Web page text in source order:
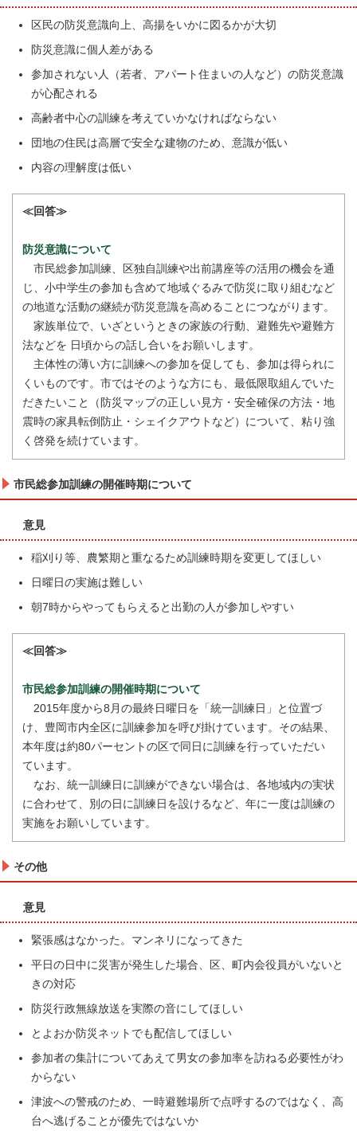
区民の防災意識向上、高揚をいかに図るかが大切
防災意識に個人差がある
参加されない人（若者、アパート住まいの人など）の防災意識
が心配される
高齢者中心の訓練を考えていかなければならない
団地の住民は高層で安全な建物のため、意識が低い
内容の理解度は低い
≪回答≫
防災意識について
市民総参加訓練、区独自訓練や出前講座等の活用の機会を通
じ、小中学生の参加も含めて地域ぐるみで防災に取り組むなど
の地道な活動の継続が防災意識を高めることにつながります。
家族単位で、いざというときの家族の行動、避難先や避難方
法などを 日頃からの話し合いをお願いします。
主体性の薄い方に訓練への参加を促しても、参加は得られに
くいものです。市ではそのような方にも、最低限取組んでいた
だきたいこと（防災マップの正しい見方・安全確保の方法・地
震時の家具転倒防止・シェイクアウトなど）について、粘り強
く啓発を続けています。
市民総参加訓練の開催時期について
意見
稲刈り等、農繁期と重なるため訓練時期を変更してほしい
日曜日の実施は難しい
朝7時からやってもらえると出勤の人が参加しやすい
≪回答≫
市民総参加訓練の開催時期について
2015年度から8月の最終日曜日を「統一訓練日」と位置づ
け、豊岡市内全区に訓練参加を呼び掛けています。その結果、
本年度は約80パーセントの区で同日に訓練を行っていただい
ています。
なお、統一訓練日に訓練ができない場合は、各地域内の実状
に合わせて、別の日に訓練日を設けるなど、年に一度は訓練の
実施をお願いしています。
その他
意見
緊張感はなかった。マンネリになってきた
平日の日中に災害が発生した場合、区、町内会役員がいないと
きの対応
防災行政無線放送を実際の音にしてほしい
とよおか防災ネットでも配信してほしい
参加者の集計についてあえて男女の参加率を訪ねる必要性がわ
からない
津波への警戒のため、一時避難場所で点呼するのではなく、高
台へ逃げることが優先ではないか